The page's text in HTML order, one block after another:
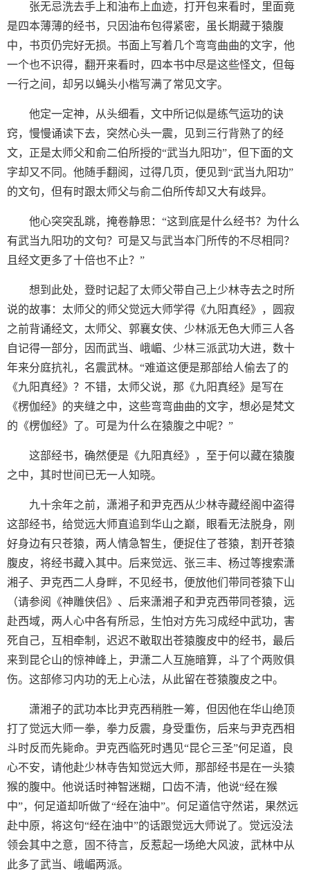
张无忌洗去手上和油布上血迹，打开包来看时，里面竟
是四本薄薄的经书，只因油布包得紧密，虽长期藏于猿腹
中，书页仍完好无损。书面上写着几个弯弯曲曲的文字，他
一个也不识得，翻开来看时，四本书中尽是这些怪文，但每
一行之间，却另以蝇头小楷写满了常见文字。
他定一定神，从头细看，文中所记似是练气运功的诀
窍，慢慢诵读下去，突然心头一震，见到三行背熟了的经
文，正是太师父和俞二伯所授的“武当九阳功”，但下面的文
字却又不同。他随手翻阅，过得几页，便见到“武当九阳功”
的文句，但有时跟太师父与俞二伯所传却又大有歧异。
他心突突乱跳，掩卷静思：“这到底是什么经书？为什么
有武当九阳功的文句？可是又与武当本门所传的不尽相同？
且经文更多了十倍也不止？”
想到此处，登时记起了太师父带自己上少林寺去之时所
说的故事：太师父的师父觉远大师学得《九阳真经》，圆寂
之前背诵经文，太师父、郭襄女侠、少林派无色大师三人各
自记得一部分，因而武当、峨嵋、少林三派武功大进，数十
年来分庭抗礼，名震武林。“难道这便是那部给人偷去了的
《九阳真经》？不错，太师父说，那《九阳真经》是写在
《楞伽经》的夹缝之中，这些弯弯曲曲的文字，想必是梵文
的《楞伽经》了。可是为什么在猿腹之中呢？”
这部经书，确然便是《九阳真经》，至于何以藏在猿腹
之中，其时世间已无一人知晓。
九十余年之前，潇湘子和尹克西从少林寺藏经阁中盗得
这部经书，给觉远大师直追到华山之巅，眼看无法脱身，刚
好身边有只苍猿，两人情急智生，便捉住了苍猿，割开苍猿
腹皮，将经书藏入其中。后来觉远、张三丰、杨过等搜索潇
湘子、尹克西二人身畔，不见经书，便放他们带同苍猿下山
（请参阅《神雕侠侣》、后来潇湘子和尹克西带同苍猿，远
赴西域，两人心中各有所忌，生怕对方先习成经中武功，害
死自己，互相牵制，迟迟不敢取出苍猿腹皮中的经书，最后
来到昆仑山的惊神峰上，尹潇二人互施暗算，斗了个两败俱
伤。这部修习内功的无上心法，从此留在苍猿腹皮之中。
潇湘子的武功本比尹克西稍胜一筹，但因他在华山绝顶
打了觉远大师一拳，拳力反震，身受重伤，后来与尹克西相
斗时反而先毙命。尹克西临死时遇见“昆仑三圣”何足道，良
心不安，请他赴少林寺告知觉远大师，那部经书是在一头猿
猴的腹中。他说话时神智迷糊，口齿不清，他说“经在猴
中”，何足道却听做了“经在油中”。何足道信守然诺，果然远
赴中原，将这句“经在油中”的话跟觉远大师说了。觉远没法
领会其中之意，固不待言，反惹起一场绝大风波，武林中从
此多了武当、峨嵋两派。